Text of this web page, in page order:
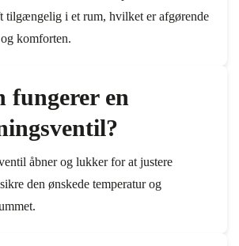
tilgængelig i et rum, hvilket er afgørende
komforten.
fungerer en
åbner og lukker for at justere
den ønskede temperatur og